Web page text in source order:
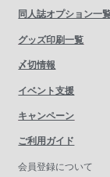
同人誌オプション一
グッズ印刷一覧
〆切情報
イベント支援
キャンペーン
ご利用ガイド
会員登録について